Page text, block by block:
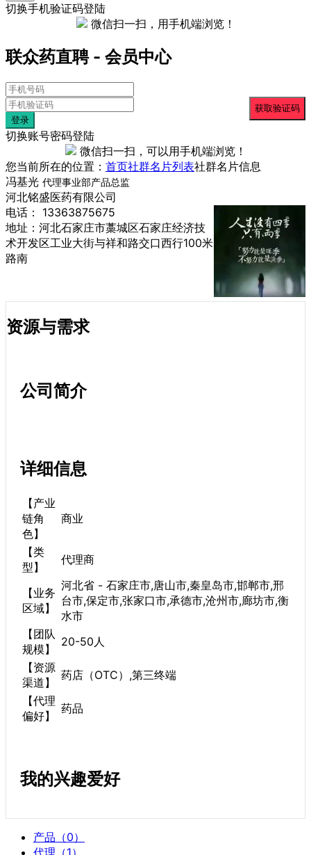
切换手机验证码登陆
微信扫一扫，用手机端浏览！
联众药直聘 - 会员中心
登录
切换账号密码登陆
微信扫一扫，可以用手机端浏览！
您当前所在的位置： 首页社群名片列表社群名片信息
冯基光 代理事业部产品总监
河北铭盛医药有限公司
电话： 13363875675
地址：河北石家庄市藁城区石家庄经济技
术开发区工业大街与祥和路交口西行100米
路南
资源与需求
公司简介
详细信息
【产业
链角
色】
商业
【类
型】
代理商
【业务
区域】
河北省 - 石家庄市,唐山市,秦皇岛市,邯郸市,邢
台市,保定市,张家口市,承德市,沧州市,廊坊市,衡
水市
【团队
规模】
20-50人
【资源
渠道】
药店（OTC）,第三终端
【代理
偏好】
药品
我的兴趣爱好
产品（0）
代理（1）